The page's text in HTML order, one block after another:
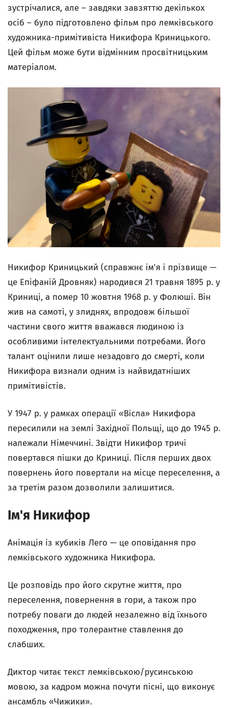
зустрічалися, але – завдяки завзяттю декількох
осіб – було підготовлено фільм про лемківського
художника-примітивіста Никифора Криницького.
Цей фільм може бути відмінним просвітницьким
матеріалом.
Никифор Криницький (справжнє ім'я і прізвище —
це Епіфаній Дровняк) народився 21 травня 1895 р. у
Криниці, а помер 10 жовтня 1968 р. у Фолюші. Він
жив на самоті, у злиднях, впродовж більшої
частини свого життя вважався людиною із
особливими інтелектуальними потребами. Його
талант оцінили лише незадовго до смерті, коли
Никифора визнали одним із найвидатніших
примітивістів.
У 1947 р. у рамках операції «Вісла» Никифора
пересилили на землі Західної Польщі, що до 1945 р.
належали Німеччині. Звідти Никифор тричі
повертався пішки до Криниці. Після перших двох
повернень його повертали на місце переселення, а
за третім разом дозволили залишитися.
Ім'я Никифор
Анімація із кубиків Лего — це оповідання про
лемківського художника Никифора.
Це розповідь про його скрутне життя, про
переселення, повернення в гори, а також про
потребу поваги до людей незалежно від їхнього
походження, про толерантне ставлення до
слабших.
Диктор читає текст лемківською/русинською
мовою, за кадром можна почути пісні, що виконує
ансамбль «Чижики».